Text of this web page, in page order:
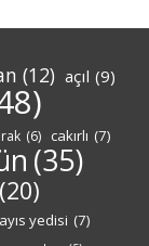
(12) açıl (9)
(6) cakırlı (7)
(35)
(20)
yedisi (7)